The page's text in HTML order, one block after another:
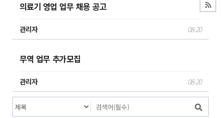
의료기 영업 업무 채용 공고
관리자 08-20
무역 업무 추가모집
관리자 08-20